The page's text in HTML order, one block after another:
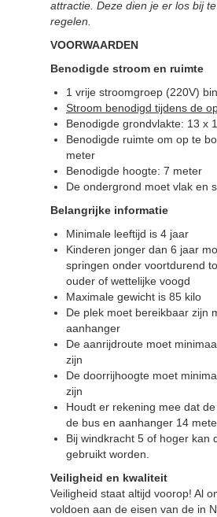
attractie. Deze dien je er los bij
regelen.
VOORWAARDEN
Benodigde stroom en ruimte
1 vrije stroomgroep (220V)
Stroom benodigd tijdens de
Benodigde grondvlakte: 13 x
Benodigde ruimte om op te
meter
Benodigde hoogte: 7 meter
De ondergrond moet vlak en
Belangrijke informatie
Minimale leeftijd is 4 jaar
Kinderen jonger dan 6 jaar
springen onder voortdurend
ouder of wettelijke voogd
Maximale gewicht is 85 kilo
De plek moet bereikbaar zijn
aanhanger
De aanrijdroute moet
zijn
De doorrijhoogte moet
zijn
Houdt er rekening mee dat
de bus en aanhanger 14
Bij windkracht 5 of hoger kan
gebruikt worden.
Veiligheid en kwaliteit
Veiligheid staat altijd voorop! Al
voldoen aan de eisen van de in